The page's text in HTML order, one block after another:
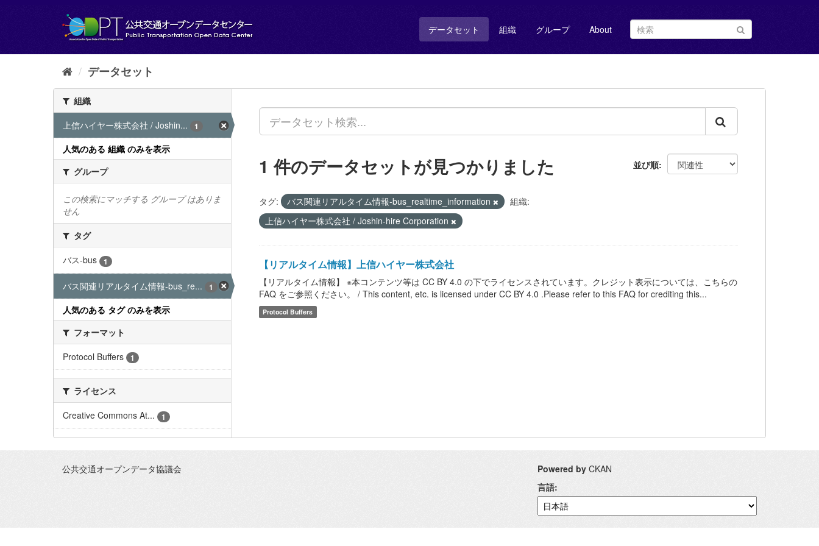
し
データセット 組織 グループ About
データセット
組織
上信ハイヤー株式会社 / Joshin...
1
人気のある 組織 のみを表示
グループ
この検索にマッチする グループ はありま
せん
タグ
バス-bus
1
バス関連リアルタイム情報-bus_re... 1
人気のある タグ のみを表示
フォーマット
Protocol Buffers
1
ライセンス
Creative Commons At...
1
並び順
1 件のデータセットが見つかりました
タグ: バス関連リアルタイム情報-bus_realtime_information
組織:
上信ハイヤー株式会社 / Joshin-hire Corporation
【リアルタイム情報】上信ハイヤー株式会社
【リアルタイム情報】 ※本コンテンツ等は CC BY 4.0 の下でライセンスされています。クレジット表示については、こちらの
FAQ をご参照ください。 / This content, etc. is licensed under CC BY 4.0 .Please refer to this FAQ for crediting this...
Protocol Buffers
公共交通オープンデータ協議会 Powered by CKAN
言語